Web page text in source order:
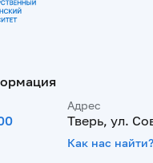
Адрес
Тверь, ул.
Как нас найти?